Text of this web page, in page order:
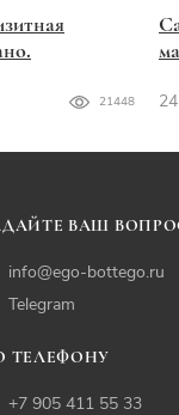
21448
ВАШ
info@ego-bottego.ru
Telegram
ТЕЛЕФОНУ
+7 905 411 55 33